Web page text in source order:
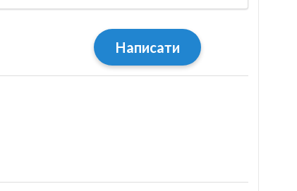
Написати